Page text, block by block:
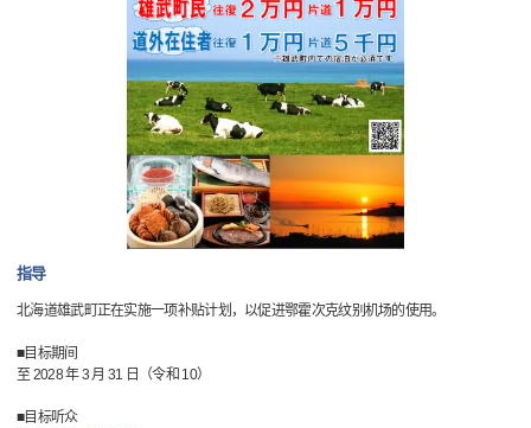
指导
北海道雄武町正在实施一项补贴计划，以促进鄂霍次克纹别机场的使用。
■目标期间
至 2028 年 3 月 31 日（令和 10）
■目标听众